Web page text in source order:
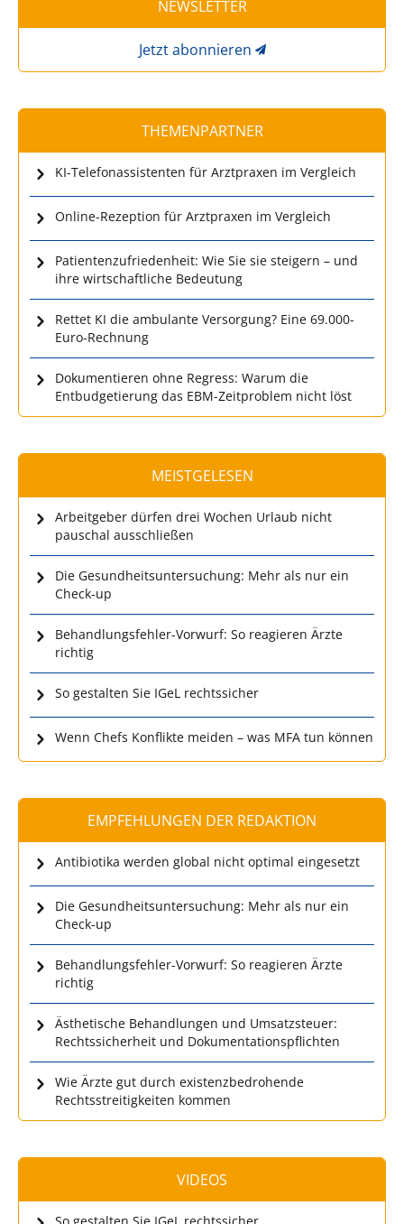
NEWSLETTER
Jetzt abonnieren
THEMENPARTNER
KI-Telefonassistenten für Arztpraxen im Vergleich
Online-Rezeption für Arztpraxen im Vergleich
Patientenzufriedenheit: Wie Sie sie steigern – und
ihre wirtschaftliche Bedeutung
Rettet KI die ambulante Versorgung? Eine 69.000-
Euro-Rechnung
Dokumentieren ohne Regress: Warum die
Entbudgetierung das EBM-Zeitproblem nicht löst
MEISTGELESEN
Arbeitgeber dürfen drei Wochen Urlaub nicht
pauschal ausschließen
Die Gesundheitsuntersuchung: Mehr als nur ein
Check-up
Behandlungsfehler-Vorwurf: So reagieren Ärzte
richtig
So gestalten Sie IGeL rechtssicher
Wenn Chefs Konflikte meiden – was MFA tun können
EMPFEHLUNGEN DER REDAKTION
Antibiotika werden global nicht optimal eingesetzt
Die Gesundheitsuntersuchung: Mehr als nur ein
Check-up
Behandlungsfehler-Vorwurf: So reagieren Ärzte
richtig
Ästhetische Behandlungen und Umsatzsteuer:
Rechtssicherheit und Dokumentationspflichten
Wie Ärzte gut durch existenzbedrohende
Rechtsstreitigkeiten kommen
VIDEOS